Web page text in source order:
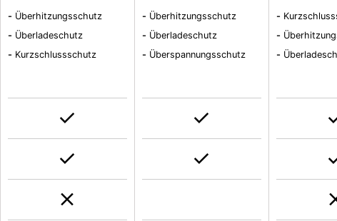
- Überhitzungsschutz
- Überladeschutz
- Kurzschlussschutz
- Überhitzungsschutz
- Überladeschutz
- Überspannungsschutz
-
-
-